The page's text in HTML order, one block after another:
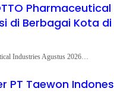
di Berbagai Kota
Industries Agustus 2026…
PT Taewon